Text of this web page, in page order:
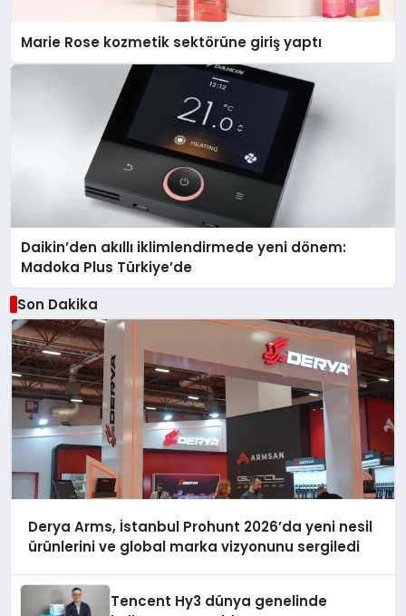
Marie Rose kozmetik sektörüne giriş yaptı
Daikin’den akıllı iklimlendirmede yeni dönem:
Madoka Plus Türkiye’de
Son Dakika
Derya Arms, İstanbul Prohunt 2026’da yeni nesil
ürünlerini ve global marka vizyonunu sergiledi
Tencent Hy3 dünya genelinde